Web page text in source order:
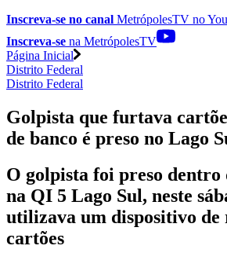
Inscreva-se no canal MetrópolesTV no
Inscreva-se na MetrópolesTV
Página Inicial
Distrito Federal
Distrito Federal
Golpista que furtava
de banco é preso no Lago
O golpista foi preso dentro
na QI 5 Lago Sul, neste
utilizava um dispositivo de
cartões